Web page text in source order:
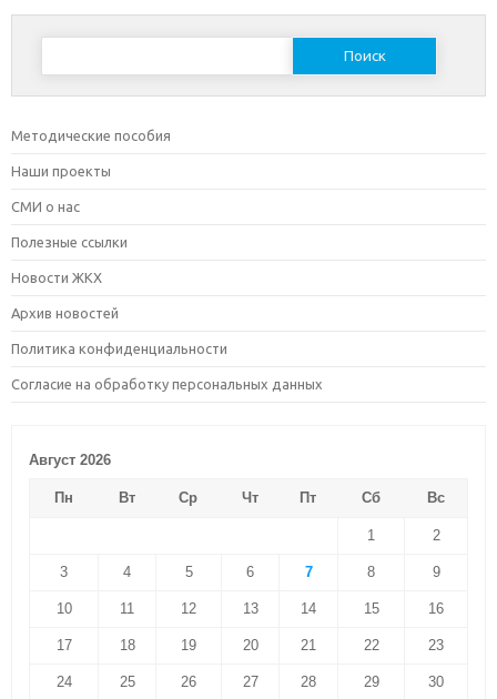
Найти:
Методические пособия
Наши проекты
СМИ о нас
Полезные ссылки
Новости ЖКХ
Архив новостей
Политика конфиденциальности
Согласие на обработку персональных данных
Август 2026
Пн Вт Ср Чт Пт Сб Вс
1 2
3 4 5 6 7 8 9
10 11 12 13 14 15 16
17 18 19 20 21 22 23
24 25 26 27 28 29 30